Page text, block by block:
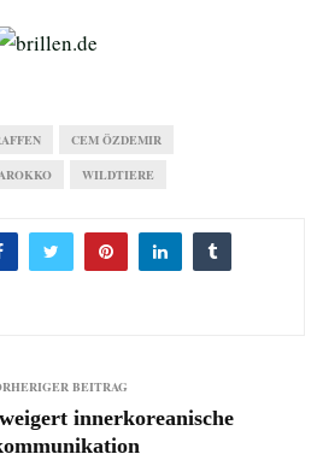
CEM ÖZDEMIR
WILDTIERE
BEITRAG
innerkoreanische